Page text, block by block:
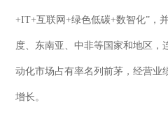
+IT+互联网+绿色低碳+数智化”，
度、东南亚、中非等国家和地区，
动化市场占有率名列前茅，经营业
增长。